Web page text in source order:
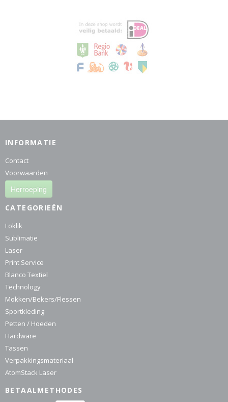
INFORMATIE
Contact
Voorwaarden
Herroeping
CATEGORIEËN
Loklik
Sublimatie
Laser
Print Service
Blanco Textiel
Technology
Mokken/Bekers/Flessen
Sportkleding
Petten / Hoeden
Hardware
Tassen
Verpakkingsmateriaal
AtomStack Laser
BETAALMETHODES